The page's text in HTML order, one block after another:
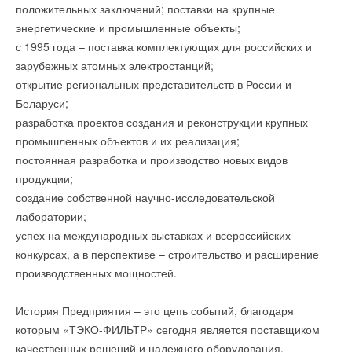
положительных заключений; поставки на крупные
энергетические и промышленные объекты;
с 1995 года – поставка комплектующих для российских и
зарубежных атомных электростанций;
открытие региональных представительств в России и
Беларуси;
разработка проектов создания и реконструкции крупных
промышленных объектов и их реализация;
постоянная разработка и производство новых видов
продукции;
создание собственной научно-исследовательской
лаборатории;
успех на международных выставках и всероссийских
конкурсах, а в перспективе – строительство и расширение
производственных мощностей.
История Предприятия – это цепь событий, благодаря
которым «ТЭКО-ФИЛЬТР» сегодня является поставщиком
качественных решений и надежного оборудования,
производителей в той же ценовой категории и составляет
1600 Ватт, что позволяет быстрее и качественней
осуществлять сварку полипропиленовых трубопроводов.
В комплект сварочного оборудования PROAQUA
TOOLS входят:
ПАЯЛЬНИК
НОЖНИЦЫ ДЛЯ ТРУБ: 16-42 MM
ТРЕНОГА ДЛЯ СВАРОЧНИКА
РУЛЕТКА: 2 МТ
МУФТА: 20 MM
МУФТА: 25 MM
МУФТА: 32 MM
МУФТА: 40 MM
→ Новинка: зональный коммуникатор PRO AQUA
НОВОСТИ СОК 21 ЯНВАРЯ 2026
компаний, независимых экспертов и консультантов в сфере
энергетики и энергосбережения. В рамках двухдневного
форума прошло два пленарных заседания, более 20
панельных дискуссий и узкопрофильных мероприятий. Гости
и участники Xperience Efficiency 2014 обсудили
международный опыт в сфере повышения
энергоэффективности, а также уделили внимание известным
проектам, реализованным в нашей стране.
«Красной нитью» форума стал рост конкурентоспособности
российской экономики за счет внедрения лучших среди
доступных ныне технологий энергосбережения. Пристальное
внимание было уделено механизмам финансирования
энергоэффективных проектов. Представители ряда крупных
отечественных компаний обменялись опытом внедрения
окупаемости.
В ходе конференции компания Schneider Electric и